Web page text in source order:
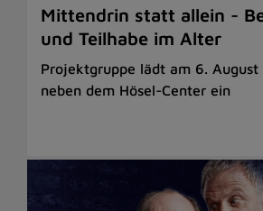
Mittendrin statt allein -
und Teilhabe im Alter
Projektgruppe lädt am 6. August
neben dem Hösel-Center ein